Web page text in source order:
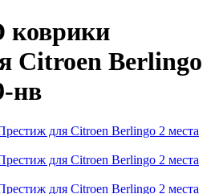
коврики
Citroen Berlingo
нв